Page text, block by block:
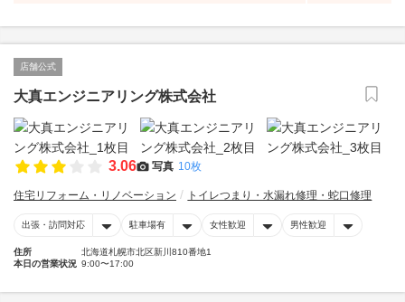
店舗公式
大真エンジニアリング株式会社
3.06 写真 10枚
住宅リフォーム・リノベーション トイレつまり・水漏れ修理・蛇口修理
出張・訪問対応 駐車場有 女性歓迎 男性歓迎
住所
北海道札幌市北区新川810番地1
本日の営業状況 9:00〜17:00